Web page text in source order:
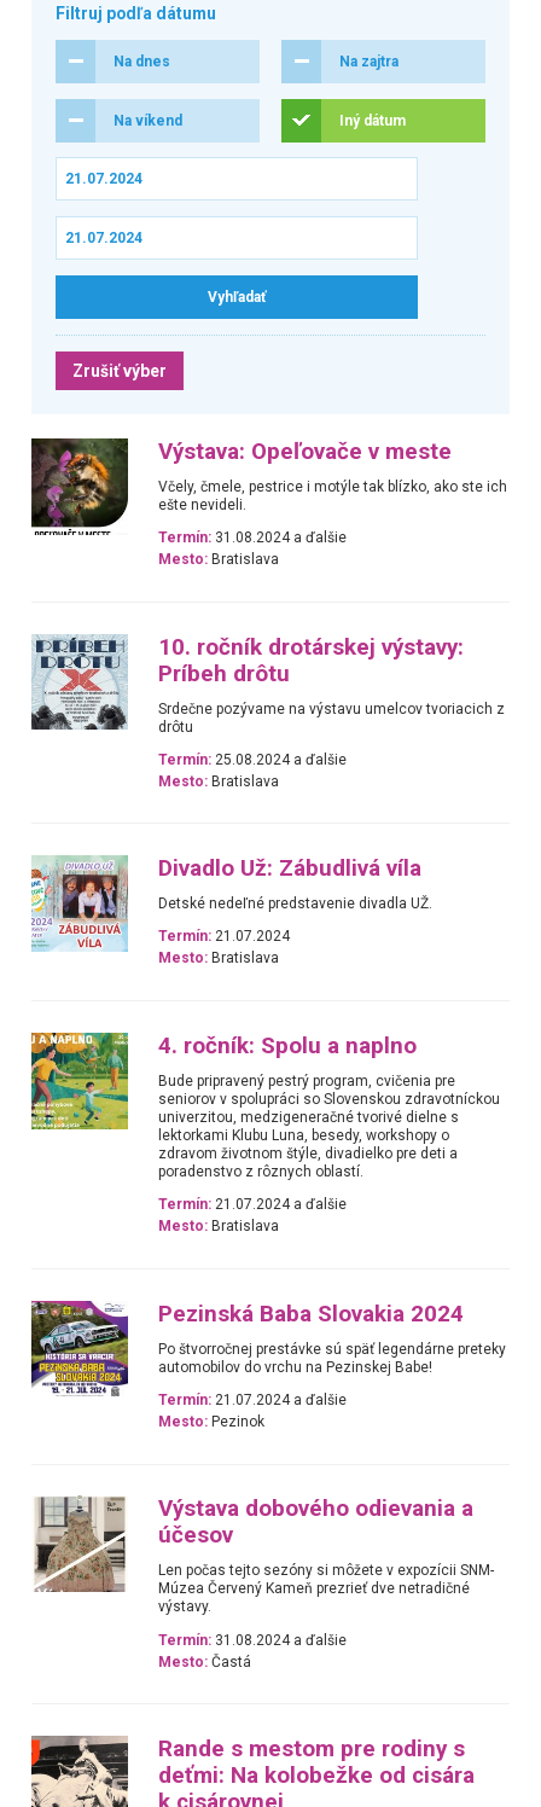
Filtruj podľa dátumu
Na dnes Na zajtra
Na víkend Iný dátum
Zrušiť výber
Výstava: Opeľovače v meste
Včely, čmele, pestrice i motýle tak blízko, ako ste ich
ešte nevideli.
Termín: 31.08.2024 a ďalšie
Mesto: Bratislava
10. ročník drotárskej výstavy:
Príbeh drôtu
Srdečne pozývame na výstavu umelcov tvoriacich z
drôtu
Termín: 25.08.2024 a ďalšie
Mesto: Bratislava
Divadlo Už: Zábudlivá víla
Detské nedeľné predstavenie divadla UŽ.
Termín: 21.07.2024
Mesto: Bratislava
4. ročník: Spolu a naplno
Bude pripravený pestrý program, cvičenia pre
seniorov v spolupráci so Slovenskou zdravotníckou
univerzitou, medzigeneračné tvorivé dielne s
lektorkami Klubu Luna, besedy, workshopy o
zdravom životnom štýle, divadielko pre deti a
poradenstvo z rôznych oblastí.
Termín: 21.07.2024 a ďalšie
Mesto: Bratislava
Pezinská Baba Slovakia 2024
Po štvorročnej prestávke sú späť legendárne preteky
automobilov do vrchu na Pezinskej Babe!
Termín: 21.07.2024 a ďalšie
Mesto: Pezinok
Výstava dobového odievania a
účesov
Len počas tejto sezóny si môžete v expozícii SNM-
Múzea Červený Kameň prezrieť dve netradičné
výstavy.
Termín: 31.08.2024 a ďalšie
Mesto: Častá
Rande s mestom pre rodiny s
deťmi: Na kolobežke od cisára